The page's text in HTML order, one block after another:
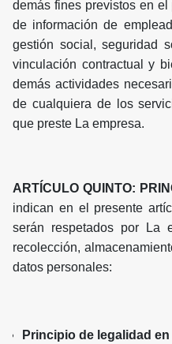
demás fines previstos en
de información de
gestión social, seguridad
vinculación contractual y
demás actividades
de cualquiera de los
que preste La empresa.
ARTÍCULO QUINTO:
indican en el presente
serán respetados por La
recolección,
datos personales:
Principio de legalidad